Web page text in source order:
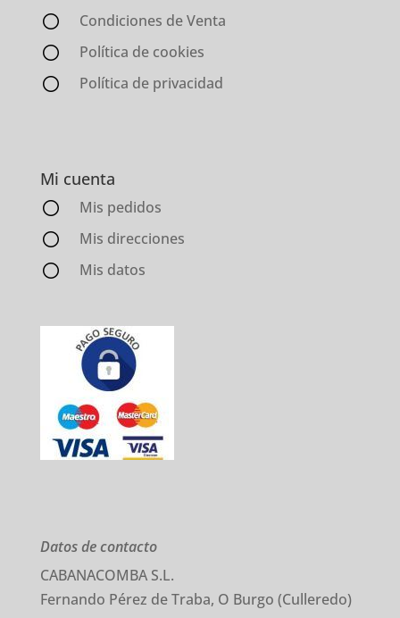
Condiciones de Venta
Política de cookies
Política de privacidad
Mi cuenta
Mis pedidos
Mis direcciones
Mis datos
Datos de contacto
CABANACOMBA S.L.
Fernando Pérez de Traba, O Burgo (Culleredo)